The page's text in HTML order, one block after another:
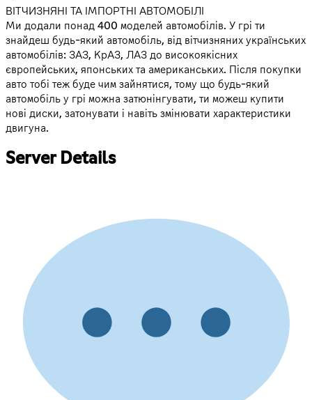
ВІТЧИЗНЯНІ ТА ІМПОРТНІ АВТОМОБІЛІ
Ми додали понад 400 моделей автомобілів. У грі ти
знайдеш будь-який автомобіль, від вітчизняних українських
автомобілів: ЗАЗ, КрАЗ, ЛАЗ до високоякісних
європейських, японських та американських. Після покупки
авто тобі теж буде чим зайнятися, тому що будь-який
автомобіль у грі можна затюнінгувати, ти можеш купити
нові диски, затонувати і навіть змінювати характеристики
двигуна.
Server Details